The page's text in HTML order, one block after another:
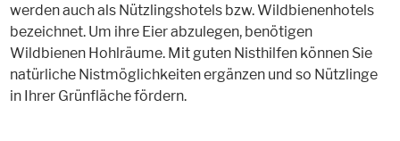
werden auch als Nützlingshotels bzw. Wildbienenhotels
bezeichnet. Um ihre Eier abzulegen, benötigen
Wildbienen Hohlräume. Mit guten Nisthilfen können Sie
natürliche Nistmöglichkeiten ergänzen und so Nützlinge
in Ihrer Grünfläche fördern.